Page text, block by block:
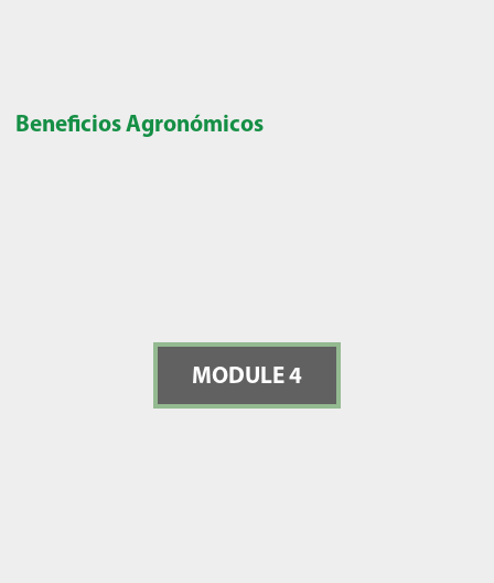
Beneficios Agronómicos
MODULE 4